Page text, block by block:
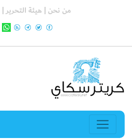
من نحن | هيئة التحرير |